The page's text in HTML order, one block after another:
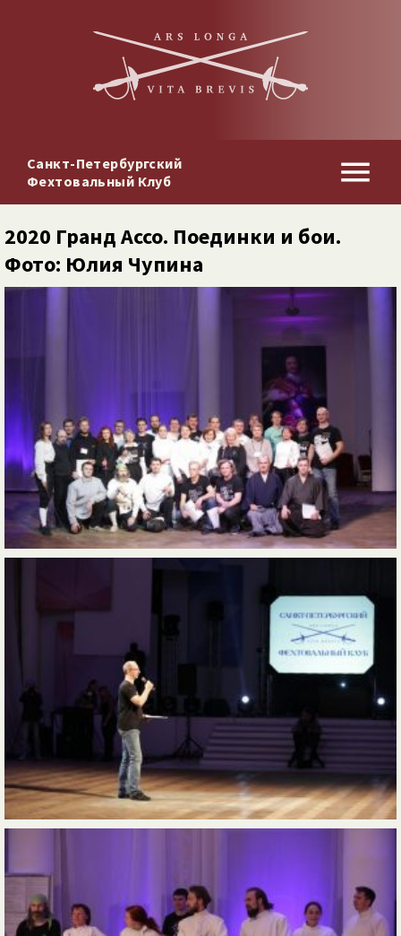
Санкт-Петербургский
Фехтовальный Клуб
2020 Гранд Ассо. Поединки и бои.
Фото: Юлия Чупина